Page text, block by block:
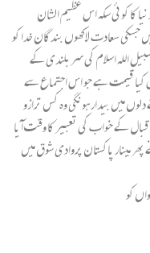
کوئی سکہ اس عظیم الشان
جسکی سعادت لاکھوں بندگان خدا کو
اللہ اسلام کی سربلندی کے
کیا قیمت ہے جو اس اجتماع سے
میں بیدار ہونگی وہ کس ترازو
کے خواب کی تعبیر کا وقت آ یا
مینار پاکستان پروادی شوق میں
کو